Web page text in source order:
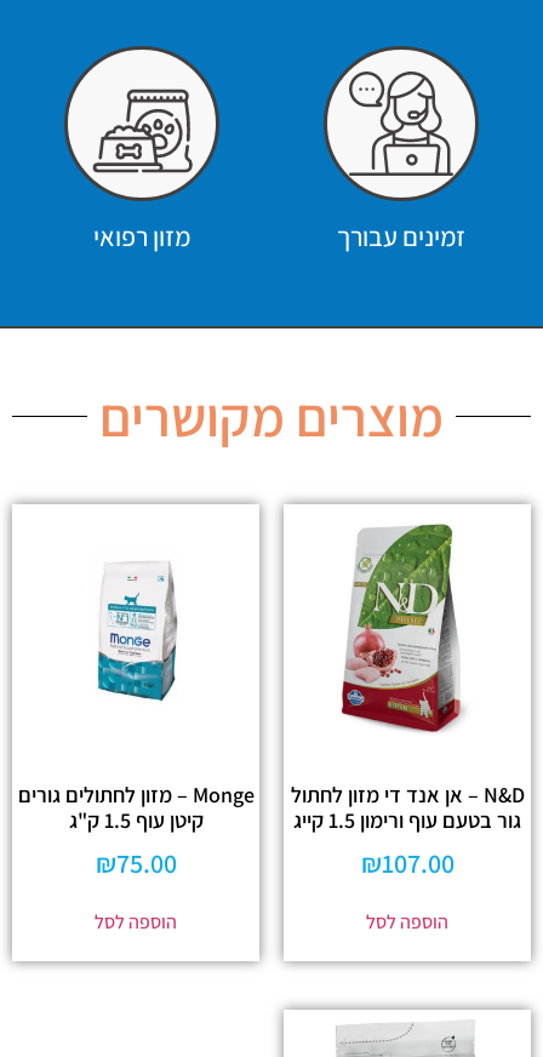
זמינים עבורך מזון רפואי
מוצרים מקושרים
N&D – אן אנד די מזון לחתול
גור בטעם עוף ורימון 1.5 קייג
₪107.00
הוספה לסל
Monge – מזון לחתולים גורים
קיטן עוף 1.5 ק"ג
₪75.00
הוספה לסל